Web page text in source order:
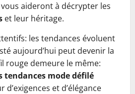
aideront à décrypter les
et leur héritage.
les tendances évoluent
aujourd’hui peut devenir la
rouge demeure le même:
tendances mode défilé
d’exigences et d’élégance